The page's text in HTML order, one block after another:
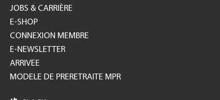
JOBS & CARRIÈRE
E-SHOP
CONNEXION MEMBRE
E-NEWSLETTER
ARRIVEE
MODELE DE PRERETRAITE MPR